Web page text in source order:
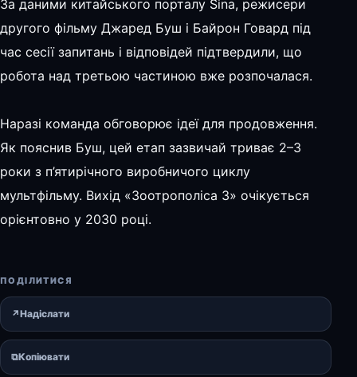
За даними китайського порталу Sina, режисери
другого фільму Джаред Буш і Байрон Говард під
час сесії запитань і відповідей підтвердили, що
робота над третьою частиною вже розпочалася.
Наразі команда обговорює ідеї для продовження.
Як пояснив Буш, цей етап зазвичай триває 2–3
роки з п’ятирічного виробничого циклу
мультфільму. Вихід «Зоотрополіса 3» очікується
орієнтовно у 2030 році.
ПОДІЛИТИСЯ
↗Надіслати
⧉Копіювати